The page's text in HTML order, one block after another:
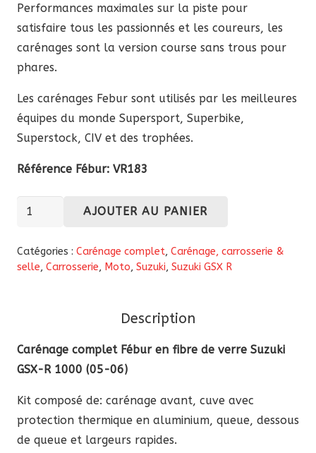
Performances maximales sur la piste pour
satisfaire tous les passionnés et les coureurs, les
carénages sont la version course sans trous pour
phares.
Les carénages Febur sont utilisés par les meilleures
équipes du monde Supersport, Superbike,
Superstock, CIV et des trophées.
Référence Fébur: VR183
quantité
Carénage
complet
de
verre
GSX-
R
1000
AJOUTER AU PANIER
Catégories : Carénage complet, Carénage, carrosserie &
selle, Carrosserie, Moto, Suzuki, Suzuki GSX R
Description
Carénage complet Fébur en fibre de verre Suzuki
GSX-R 1000 (05-06)
Kit composé de: carénage avant, cuve avec
protection thermique en aluminium, queue, dessous
de queue et largeurs rapides.